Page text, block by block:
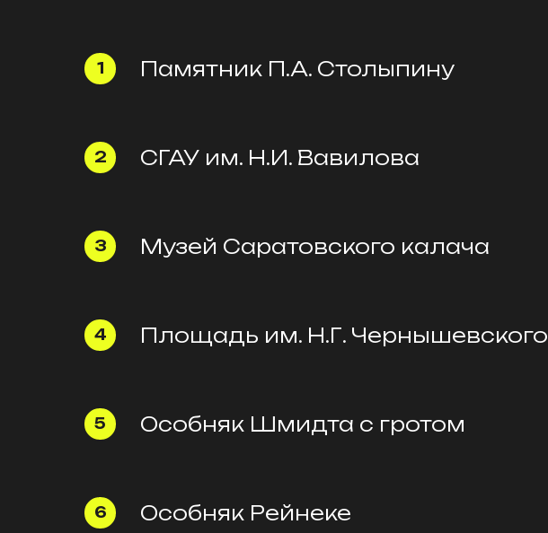
Памятник П.А. Столыпину
СГАУ им. Н.И. Вавилова
Музей Саратовского калача
Площадь им. Н.Г. Чернышевского
Особняк Шмидта с гротом
Особняк Рейнеке